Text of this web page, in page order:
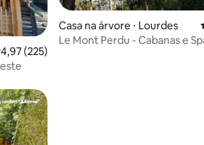
de uma avaliação média de 5, 225
4,97 (225)
Casa na árvore ⋅ Lourdes
Le Mont Perdu - Cabanas e